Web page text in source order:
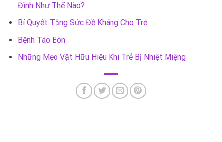
Đình Như Thế Nào?
Bí Quyết Tăng Sức Đề Kháng Cho Trẻ
Bệnh Táo Bón
Những Mẹo Vặt Hữu Hiệu Khi Trẻ Bị Nhiệt Miệng